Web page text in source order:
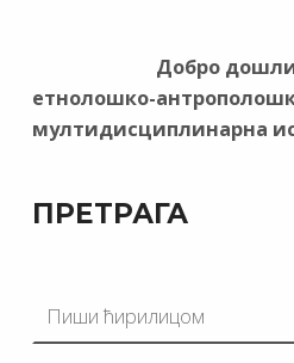
Добро дошли
етнолошко-
мултидисциплинарна
ПРЕТРАГА